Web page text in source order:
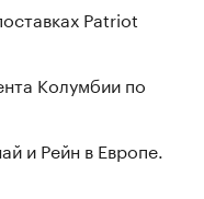
Patriot
Колумбии по
и Рейн в Европе.